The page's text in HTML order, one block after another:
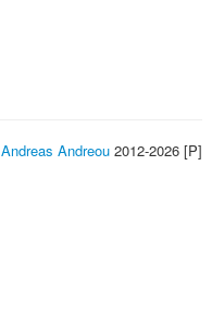
Andreas Andreou 2012-2026 [P]